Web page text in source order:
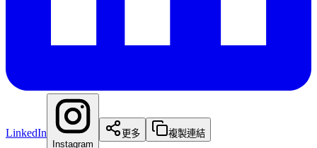
LinkedIn
Instagram
更多 複製連結